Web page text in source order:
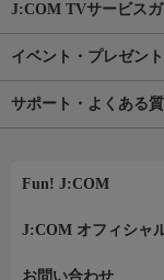
J:COM TVサービス
イベント・プレゼント
サポート・よくある
Fun! J:COM
J:COM オフィシャ
お問い合わせ